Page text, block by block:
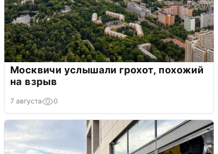
Москвичи услышали грохот, похожий
на взрыв
7 августа 0